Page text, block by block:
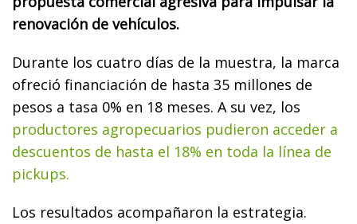
renovación de vehículos.
Durante los cuatro días de la muestra, la marca
ofreció financiación de hasta 35 millones de
pesos a tasa 0% en 18 meses. A su vez, los
productores agropecuarios pudieron acceder a
descuentos de hasta el 18% en toda la línea de
pickups.
Los resultados acompañaron la estrategia.